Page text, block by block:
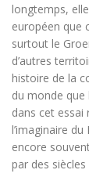
longtemps,
européen que
surtout le
d’autres
histoire de la
du monde que
dans cet essai
l’imaginaire
encore
par des